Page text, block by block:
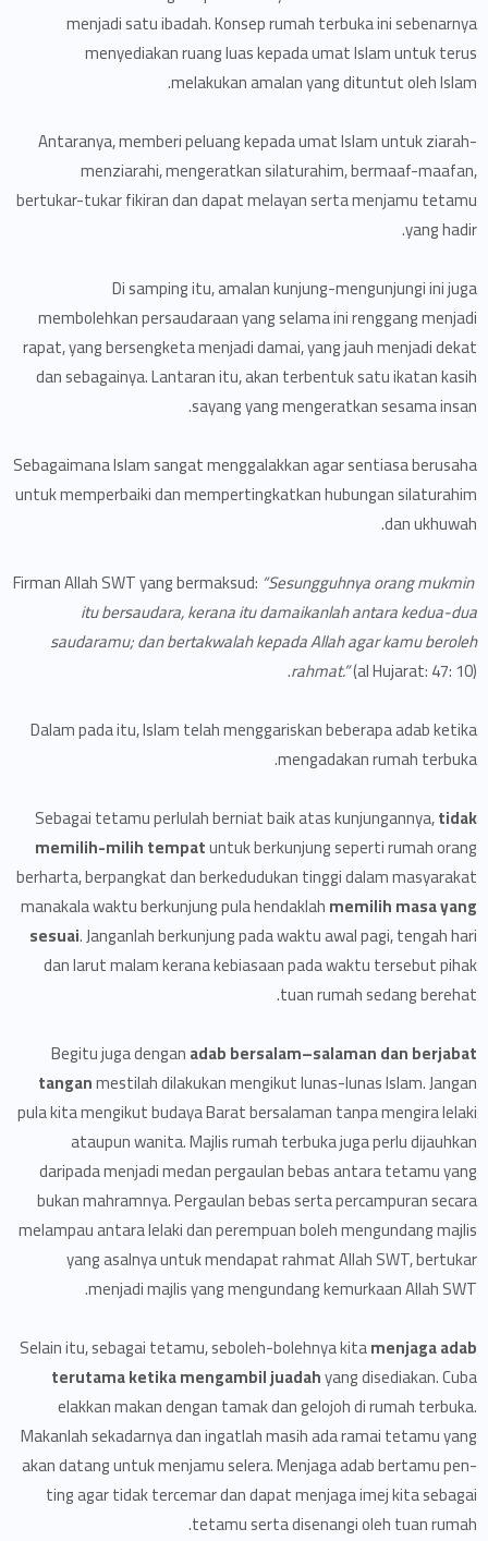
menjadi satu ibadah. Konsep rumah terbuka ini sebenarnya
menyediakan ruang luas kepada umat Islam untuk terus
melakukan amalan yang dituntut oleh Islam.
Antaranya, memberi peluang kepada umat Islam untuk ziarah-
menziarahi, mengeratkan silaturahim, bermaaf-maafan,
bertukar-tukar fikiran dan dapat melayan serta menjamu tetamu
yang hadir.
Di samping itu, amalan kunjung-mengunjungi ini juga
membolehkan persaudaraan yang selama ini renggang menjadi
rapat, yang bersengketa menjadi damai, yang jauh menjadi dekat
dan sebagainya. Lantaran itu, akan terbentuk satu ikatan kasih
sayang yang mengeratkan sesama insan.
Sebagaimana Islam sangat menggalakkan agar sentiasa berusaha
untuk memperbaiki dan mempertingkatkan hubungan silaturahim
dan ukhuwah.
Firman Allah SWT yang bermaksud:
“Sesungguhnya orang mukmin
itu bersaudara, kerana itu damaikanlah antara kedua-dua
saudaramu; dan bertakwalah kepada Allah agar kamu beroleh
rahmat.”(al Hujarat: 47: 10).
Dalam pada itu, Islam telah menggariskan beberapa adab ketika
mengadakan rumah terbuka.
Sebagai tetamu perlulah berniat baik atas kunjungannya,tidak
memilih-milih tempatuntuk berkunjung seperti rumah orang
berharta, berpangkat dan berkedudukan tinggi dalam masyarakat
manakala waktu berkunjung pula hendaklahmemilih masa yang
sesuai. Janganlah berkunjung pada waktu awal pagi, tengah hari
dan larut malam kerana kebiasaan pada waktu tersebut pihak
tuan rumah sedang berehat.
Begitu juga denganadab bersalam–salaman dan berjabat
tanganmestilah dilakukan mengikut lunas-lunas Islam. Jangan
pula kita mengikut budaya Barat bersalaman tanpa mengira lelaki
ataupun wanita. Majlis rumah terbuka juga perlu dijauhkan
daripada menjadi medan pergaulan bebas antara te­tamu yang
bukan mahramnya. Pergaulan bebas serta percampuran secara
melampau antara lelaki dan perempuan boleh mengundang majlis
yang asalnya untuk mendapat rahmat Allah SWT, bertukar
menjadi majlis yang mengundang kemurkaan Allah SWT.
Selain itu, sebagai tetamu, seboleh-bolehnya kitamenjaga adab
terutama ketika mengambil juadahyang disediakan. Cuba
elakkan makan dengan tamak dan gelojoh di rumah terbuka.
Makanlah sekadarnya dan ingatlah masih ada ramai tetamu yang
akan datang untuk menjamu selera. Menjaga adab bertamu pen­
ting agar tidak tercemar dan dapat menjaga imej kita sebagai
tetamu serta disenangi oleh tuan rumah.